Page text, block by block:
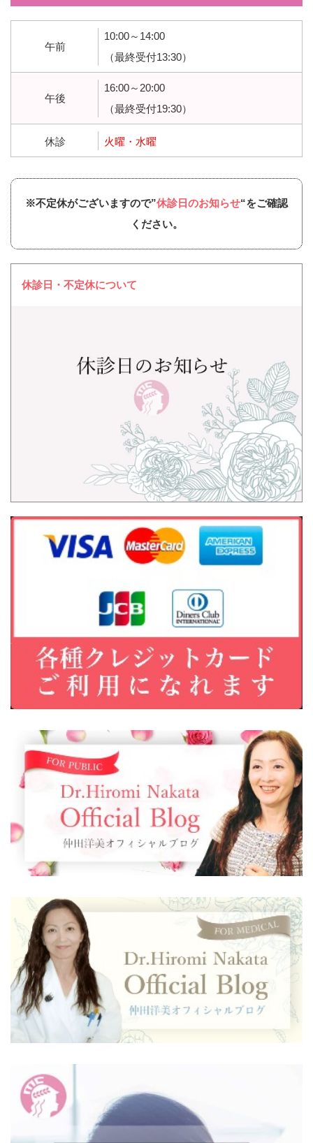
午前
10:00～14:00
（最終受付13:30）
午後
16:00～20:00
（最終受付19:30）
休診 火曜・水曜
※不定休がございますので”休診日のお知らせ“をご確認
ください。
休診日・不定休について